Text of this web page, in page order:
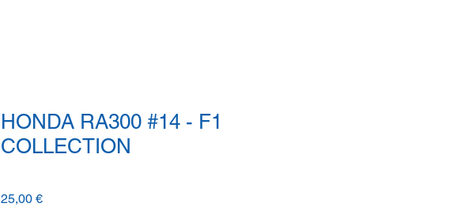
HONDA RA300 #14 - F1
COLLECTION
25,00 €Prezzo